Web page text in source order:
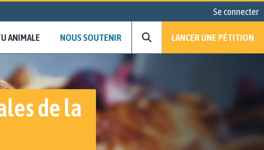
Se connecter
ANIMALE NOUS SOUTENIR LANCER UNE PÉTITION
de la